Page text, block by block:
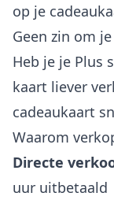
op je
Geen zin om
Heb je je Plus
kaart liever
cadeaukaart
Waarom
Directe
uur uitbetaald